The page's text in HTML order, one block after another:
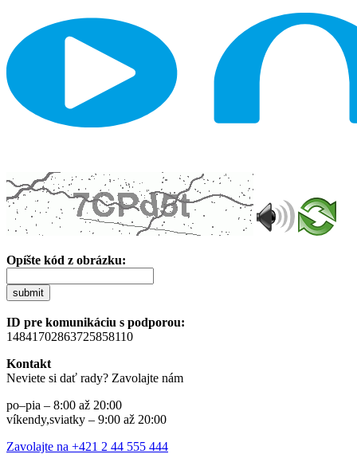
Opíšte kód z obrázku:
submit
ID pre komunikáciu s podporou:
14841702863725858110
Kontakt
Neviete si dať rady? Zavolajte nám
po–pia – 8:00 až 20:00
víkendy,sviatky – 9:00 až 20:00
Zavolajte na +421 2 44 555 444